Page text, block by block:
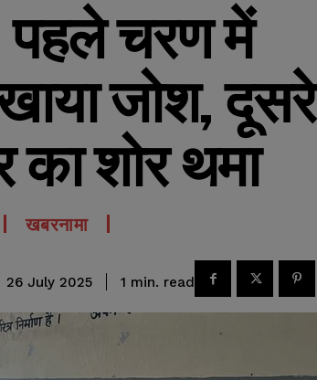
पहले चरण में
जोश, दूसरे
शोर थमा
खबरनामा
26 July 2025 1 min. read